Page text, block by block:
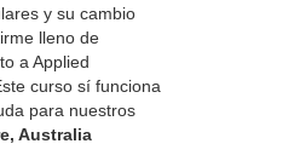
y su cambio
lleno de
a Applied
curso sí funciona
para nuestros
Australia